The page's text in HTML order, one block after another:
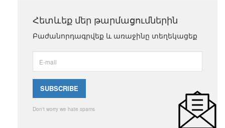
Հետևեք մեր թարմացումներին
Բաժանորդագրվեք և առաջինը տեղեկացեք
Don't worry we hate spams